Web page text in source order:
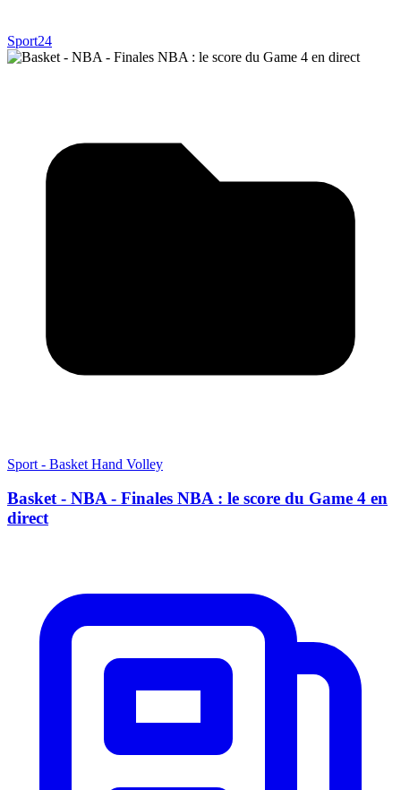
Sport24
Sport - Basket Hand Volley
Basket - NBA - Finales NBA : le score du Game 4 en
direct